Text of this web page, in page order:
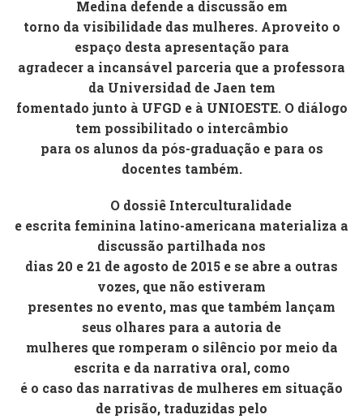
Medina defende a discussão em
torno da visibilidade das mulheres. Aproveito o
espaço desta apresentação para
agradecer a incansável parceria que a professora
da Universidad de Jaen tem
fomentado junto à UFGD e à UNIOESTE. O diálogo
tem possibilitado o intercâmbio
para os alunos da pós-graduação e para os
docentes também.
O dossiê Interculturalidade
e escrita feminina latino-americana materializa a
discussão partilhada nos
dias 20 e 21 de agosto de 2015 e se abre a outras
vozes, que não estiveram
presentes no evento, mas que também lançam
seus olhares para a autoria de
mulheres que romperam o silêncio por meio da
escrita e da narrativa oral, como
é o caso das narrativas de mulheres em situação
de prisão, traduzidas pelo